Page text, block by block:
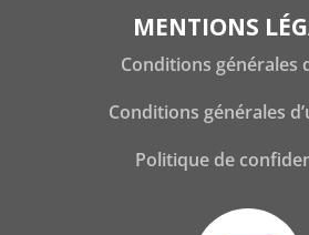
MENTIONS
Conditions générales
Conditions générales
Politique de